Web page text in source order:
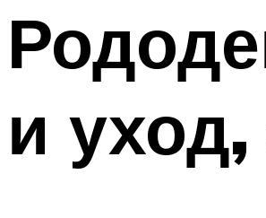
и